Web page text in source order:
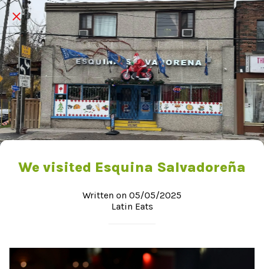
We visited Esquina Salvadoreña
Written on 05/05/2025
Latin Eats